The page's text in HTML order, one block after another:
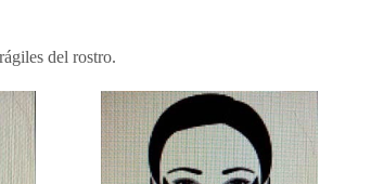
del rostro.